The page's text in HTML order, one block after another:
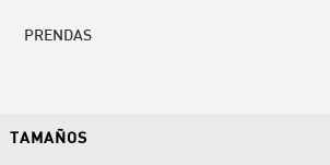
PRENDAS
TAMAÑOS